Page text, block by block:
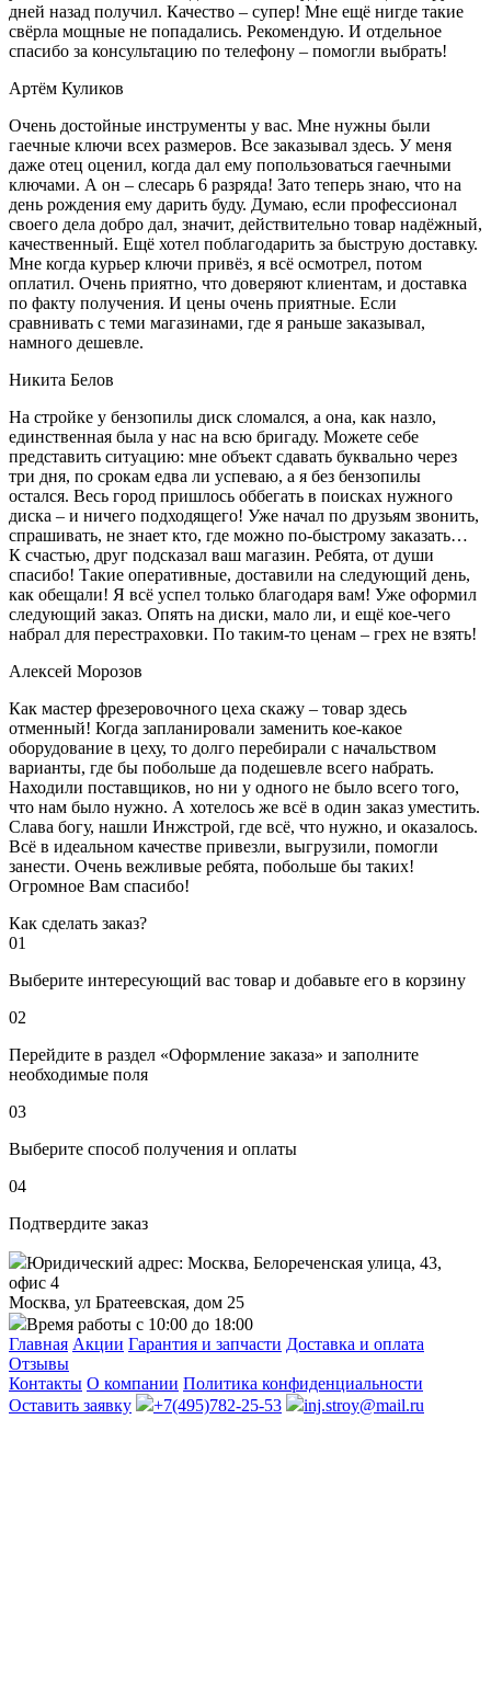
дней назад получил. Качество – супер! Мне ещё нигде такие
свёрла мощные не попадались. Рекомендую. И отдельное
спасибо за консультацию по телефону – помогли выбрать!
Артём Куликов
Очень достойные инструменты у вас. Мне нужны были
гаечные ключи всех размеров. Все заказывал здесь. У меня
даже отец оценил, когда дал ему попользоваться гаечными
ключами. А он – слесарь 6 разряда! Зато теперь знаю, что на
день рождения ему дарить буду. Думаю, если профессионал
своего дела добро дал, значит, действительно товар надёжный,
качественный. Ещё хотел поблагодарить за быструю доставку.
Мне когда курьер ключи привёз, я всё осмотрел, потом
оплатил. Очень приятно, что доверяют клиентам, и доставка
по факту получения. И цены очень приятные. Если
сравнивать с теми магазинами, где я раньше заказывал,
намного дешевле.
Никита Белов
На стройке у бензопилы диск сломался, а она, как назло,
единственная была у нас на всю бригаду. Можете себе
представить ситуацию: мне объект сдавать буквально через
три дня, по срокам едва ли успеваю, а я без бензопилы
остался. Весь город пришлось оббегать в поисках нужного
диска – и ничего подходящего! Уже начал по друзьям звонить,
спрашивать, не знает кто, где можно по-быстрому заказать…
К счастью, друг подсказал ваш магазин. Ребята, от души
спасибо! Такие оперативные, доставили на следующий день,
как обещали! Я всё успел только благодаря вам! Уже оформил
следующий заказ. Опять на диски, мало ли, и ещё кое-чего
набрал для перестраховки. По таким-то ценам – грех не взять!
Алексей Морозов
Как мастер фрезеровочного цеха скажу – товар здесь
отменный! Когда запланировали заменить кое-какое
оборудование в цеху, то долго перебирали с начальством
варианты, где бы побольше да подешевле всего набрать.
Находили поставщиков, но ни у одного не было всего того,
что нам было нужно. А хотелось же всё в один заказ уместить.
Слава богу, нашли Инжстрой, где всё, что нужно, и оказалось.
Всё в идеальном качестве привезли, выгрузили, помогли
занести. Очень вежливые ребята, побольше бы таких!
Огромное Вам спасибо!
Как сделать заказ?
01
Выберите интересующий вас товар и добавьте его в корзину
02
Перейдите в раздел «Оформление заказа» и заполните
необходимые поля
03
Выберите способ получения и оплаты
04
Подтвердите заказ
Юридический адрес: Москва, Белореченская улица, 43,
офис 4
Москва, ул Братеевская, дом 25
Время работы с 10:00 до 18:00
Главная Акции Гарантия и запчасти Доставка и оплата
Отзывы
Контакты О компании Политика конфиденциальности
Оставить заявку
+7(495)782-25-53 inj.stroy@mail.ru